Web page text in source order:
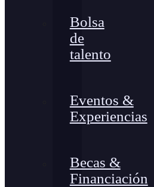
Bolsa
de
talento
Eventos &
Experiencias
Becas &
Financiación